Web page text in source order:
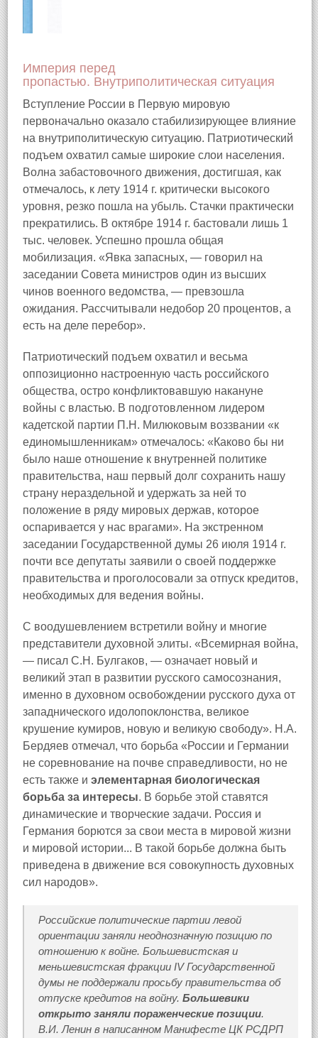
Империя перед
пропастью. Внутриполитическая ситуация
Вступление России в Первую мировую
первоначально оказало стабилизирующее влияние
на внутриполитическую ситуацию. Патриотический
подъем охватил самые широкие слои населения.
Волна забастовочного движения, достигшая, как
отмечалось, к лету 1914 г. критически высокого
уровня, резко пошла на убыль. Стачки практически
прекратились. В октябре 1914 г. бастовали лишь 1
тыс. человек. Успешно прошла общая
мобилизация. «Явка запасных, — говорил на
заседании Совета министров один из высших
чинов военного ведомства, — превзошла
ожидания. Рассчитывали недобор 20 процентов, а
есть на деле перебор».
Патриотический подъем охватил и весьма
оппозиционно настроенную часть российского
общества, остро конфликтовавшую накануне
войны с властью. В подготовленном лидером
кадетской партии П.Н. Милюковым воззвании «к
единомышленникам» отмечалось: «Каково бы ни
было наше отношение к внутренней политике
правительства, наш первый долг сохранить нашу
страну нераздельной и удержать за ней то
положение в ряду мировых держав, которое
оспаривается у нас врагами». На экстренном
заседании Государственной думы 26 июля 1914 г.
почти все депутаты заявили о своей поддержке
правительства и проголосовали за отпуск кредитов,
необходимых для ведения войны.
С воодушевлением встретили войну и многие
представители духовной элиты. «Всемирная война,
— писал С.Н. Булгаков, — означает новый и
великий этап в развитии русского самосознания,
именно в духовном освобождении русского духа от
западнического идолопоклонства, великое
крушение кумиров, новую и великую свободу». Н.А.
Бердяев отмечал, что борьба «России и Германии
не соревнование на почве справедливости, но не
есть также и элементарная биологическая
борьба за интересы. В борьбе этой ставятся
динамические и творческие задачи. Россия и
Германия борются за свои места в мировой жизни
и мировой истории... В такой борьбе должна быть
приведена в движение вся совокупность духовных
сил народов».
Российские политические партии левой
ориентации заняли неоднозначную позицию по
отношению к войне. Большевистская и
меньшевистская фракции IV Государственной
думы не поддержали просьбу правительства об
отпуске кредитов на войну. Большевики
открыто заняли пораженческие позиции.
В.И. Ленин в написанном Манифесте ЦК РСДРП